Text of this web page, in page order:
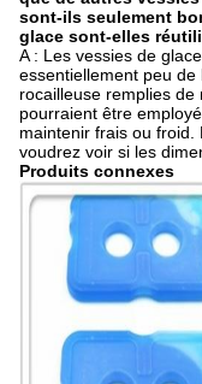
sont-ils seulement
glace sont-elles
A : Les vessies de
essentiellement peu
rocailleuse remplies
pourraient être
maintenir frais ou froid.
voudrez voir si les
Produits connexes